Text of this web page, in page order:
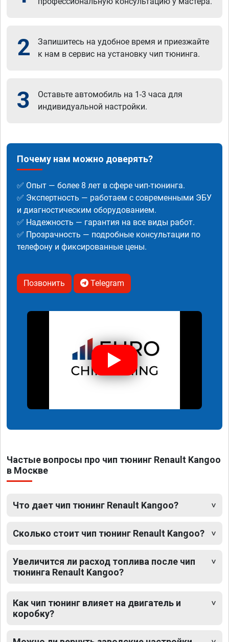
2
Запишитесь на удобное время и приезжайте
к нам в сервис на установку чип тюнинга.
3
Оставьте автомобиль на 1-3 часа для
индивидуальной настройки.
Почему нам можно доверять?
✅ Опыт — более 8 лет в сфере чип-тюнинга.
✅ Экспертность — работаем с современными ЭБУ
и диагностическим оборудованием.
✅ Надежность — гарантия на все виды работ.
✅ Прозрачность — подробные консультации по
телефону и фиксированные цены.
Позвонить Telegram
Частые вопросы про чип тюнинг Renault Kangoo
в Москве
Что дает чип тюнинг Renault Kangoo?
Сколько стоит чип тюнинг Renault Kangoo?
Увеличится ли расход топлива после чип
тюнинга Renault Kangoo?
Как чип тюнинг влияет на двигатель и
коробку?